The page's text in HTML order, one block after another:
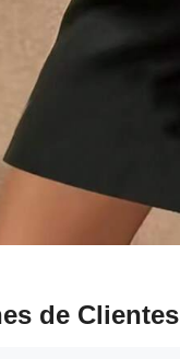
de Clientes